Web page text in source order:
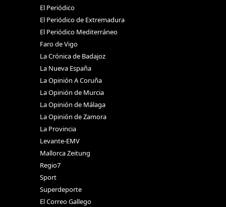
El Periódico
El Periódico de Extremadura
El Periódico Mediterráneo
Faro de Vigo
La Crónica de Badajoz
La Nueva España
La Opinión A Coruña
La Opinión de Murcia
La Opinión de Málaga
La Opinión de Zamora
La Provincia
Levante-EMV
Mallorca Zeitung
Regio7
Sport
Superdeporte
El Correo Gallego